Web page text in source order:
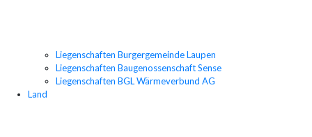
Liegenschaften Burgergemeinde Laupen
Liegenschaften Baugenossenschaft Sense
Liegenschaften BGL Wärmeverbund AG
Land